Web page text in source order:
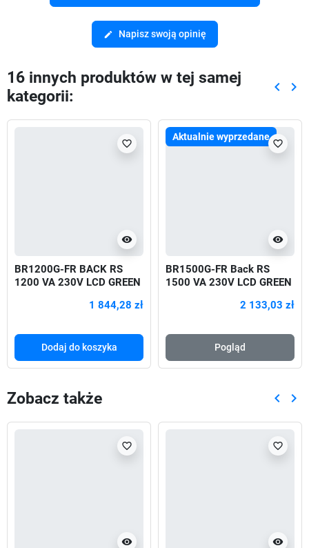
edit Napisz swoją opinię
16 innych produktów w tej samej
kategorii:
keyboard_arrow_left keyboard_arrow_right
visibility
favorite_border
BR1200G-FR BACK RS
1200 VA 230V LCD GREEN
1 844,28 zł
Dodaj do koszyka
Aktualnie wyprzedane
visibility
favorite_border
BR1500G-FR Back RS
1500 VA 230V LCD GREEN
2 133,03 zł
Pogląd
Zobacz także keyboard_arrow_left keyboard_arrow_right
visibility
favorite_border
visibility
favorite_border